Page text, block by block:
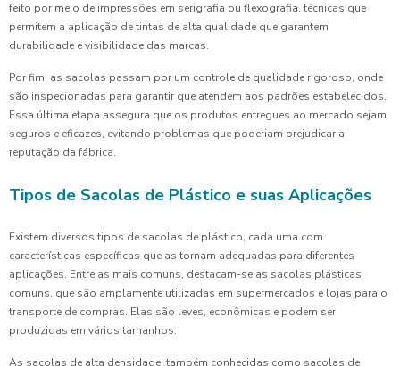
feito por meio de impressões em serigrafia ou flexografia, técnicas que
permitem a aplicação de tintas de alta qualidade que garantem
durabilidade e visibilidade das marcas.
Por fim, as sacolas passam por um controle de qualidade rigoroso, onde
são inspecionadas para garantir que atendem aos padrões estabelecidos.
Essa última etapa assegura que os produtos entregues ao mercado sejam
seguros e eficazes, evitando problemas que poderiam prejudicar a
reputação da fábrica.
Tipos de Sacolas de Plástico e suas Aplicações
Existem diversos tipos de sacolas de plástico, cada uma com
características específicas que as tornam adequadas para diferentes
aplicações. Entre as mais comuns, destacam-se as sacolas plásticas
comuns, que são amplamente utilizadas em supermercados e lojas para o
transporte de compras. Elas são leves, econômicas e podem ser
produzidas em vários tamanhos.
As sacolas de alta densidade, também conhecidas como sacolas de